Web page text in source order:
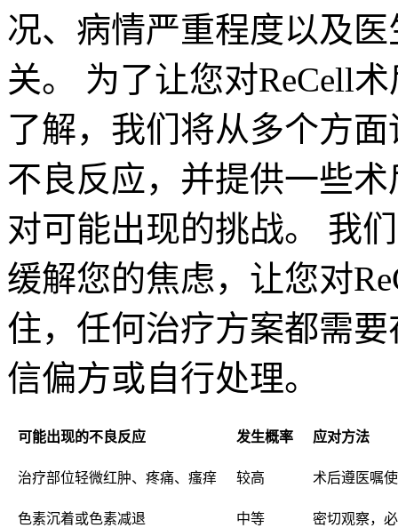
况、病情严重程度以及
关。 为了让您对ReCell
了解，我们将从多个方
不良反应，并提供一些
对可能出现的挑战。 我
缓解您的焦虑，让您对
住，任何治疗方案都需
信偏方或自行处理。
可能出现的不良反应 发生概率 应对方法
治疗部位轻微红肿、疼痛、瘙痒 较高 术后遵医嘱
色素沉着或色素减退 中等 密切观察，